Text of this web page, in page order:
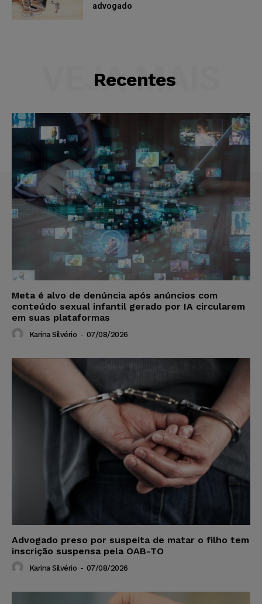
advogado
Recentes
VEJA MAIS
Meta é alvo de denúncia após anúncios com
conteúdo sexual infantil gerado por IA circularem
em suas plataformas
Karina Silvério - 07/08/2026
Advogado preso por suspeita de matar o filho tem
inscrição suspensa pela OAB-TO
Karina Silvério - 07/08/2026